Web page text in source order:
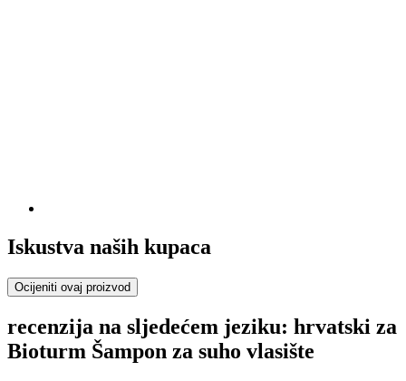
Iskustva naših kupaca
Ocijeniti ovaj proizvod
recenzija na sljedećem jeziku: hrvatski za
Bioturm Šampon za suho vlasište